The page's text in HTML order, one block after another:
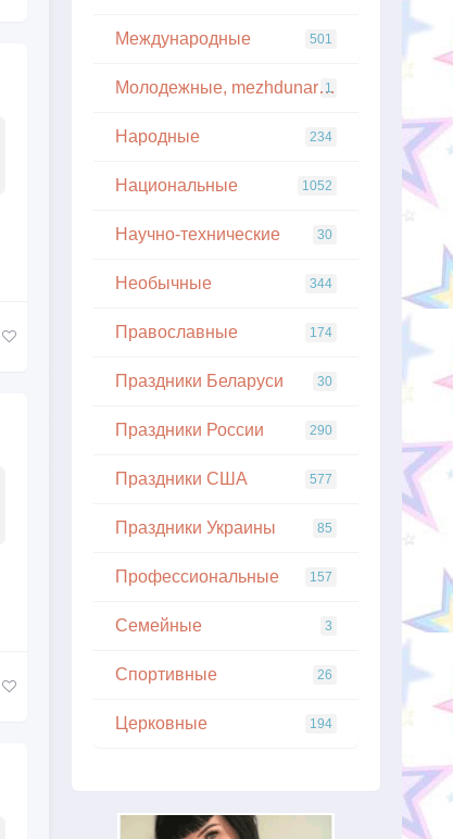
Международные 501
Молодежные, mezhdunarodnye
1
Народные 234
Национальные 1052
Научно-технические 30
Необычные 344
Православные 174
Праздники Беларуси 30
Праздники России 290
Праздники США 577
Праздники Украины 85
Профессиональные 157
Семейные 3
Спортивные 26
Церковные 194